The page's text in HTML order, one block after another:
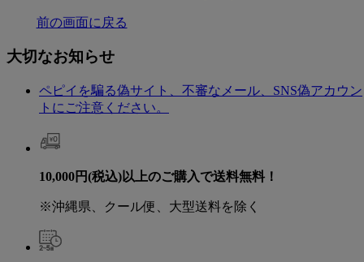
前の画面に戻る
大切なお知らせ
ペピイを騙る偽サイト、不審なメール、SNS偽アカウン
トにご注意ください。
10,000円(税込)以上のご購入で送料無料！
※沖縄県、クール便、大型送料を除く